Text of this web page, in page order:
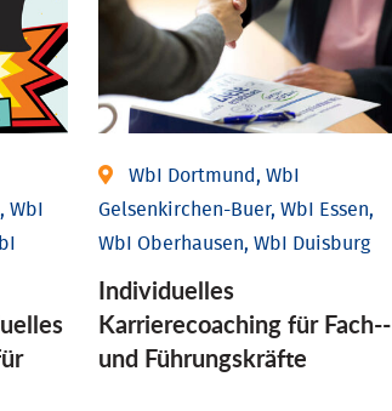
WbI Dortmund, WbI
Gelsenkirchen-Buer, WbI Essen,
WbI Oberhausen, WbI Duisburg
Individu­elles
Karrierecoaching für Fach-­
und Führungs­kräfte